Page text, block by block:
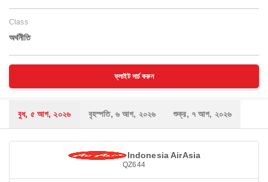
Class
অর্থনীতি
ফ্লাইট সার্চ করুন
বুধ, ৫ আগ, ২০২৬ বৃহস্পতি, ৬ আগ, ২০২৬ শুক্র, ৭ আগ, ২০২৬
Indonesia AirAsia
QZ644